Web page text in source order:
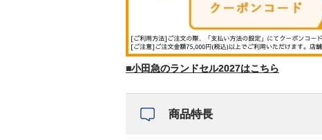
■小田急のランドセル2027はこちら
商品特長